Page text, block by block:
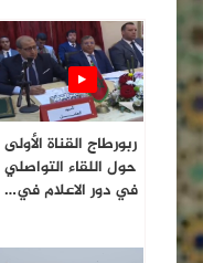
ربورطاج القناة الأولى
حول اللقاء التواصلي
في دور الاعلام في…